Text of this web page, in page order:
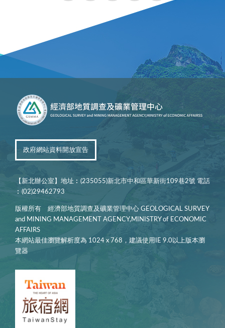
政府網站資料開放宣告
【新北辦公室】地址︰(235055)新北市中和區華新街109巷2號 電話
︰(02)29462793
版權所有 經濟部地質調查及礦業管理中心 GEOLOGICAL SURVEY
and MINING MANAGEMENT AGENCY,MINISTRY of ECONOMIC
AFFAIRS
本網站最佳瀏覽解析度為 1024 x 768，建議使用IE 9.0以上版本瀏
覽器